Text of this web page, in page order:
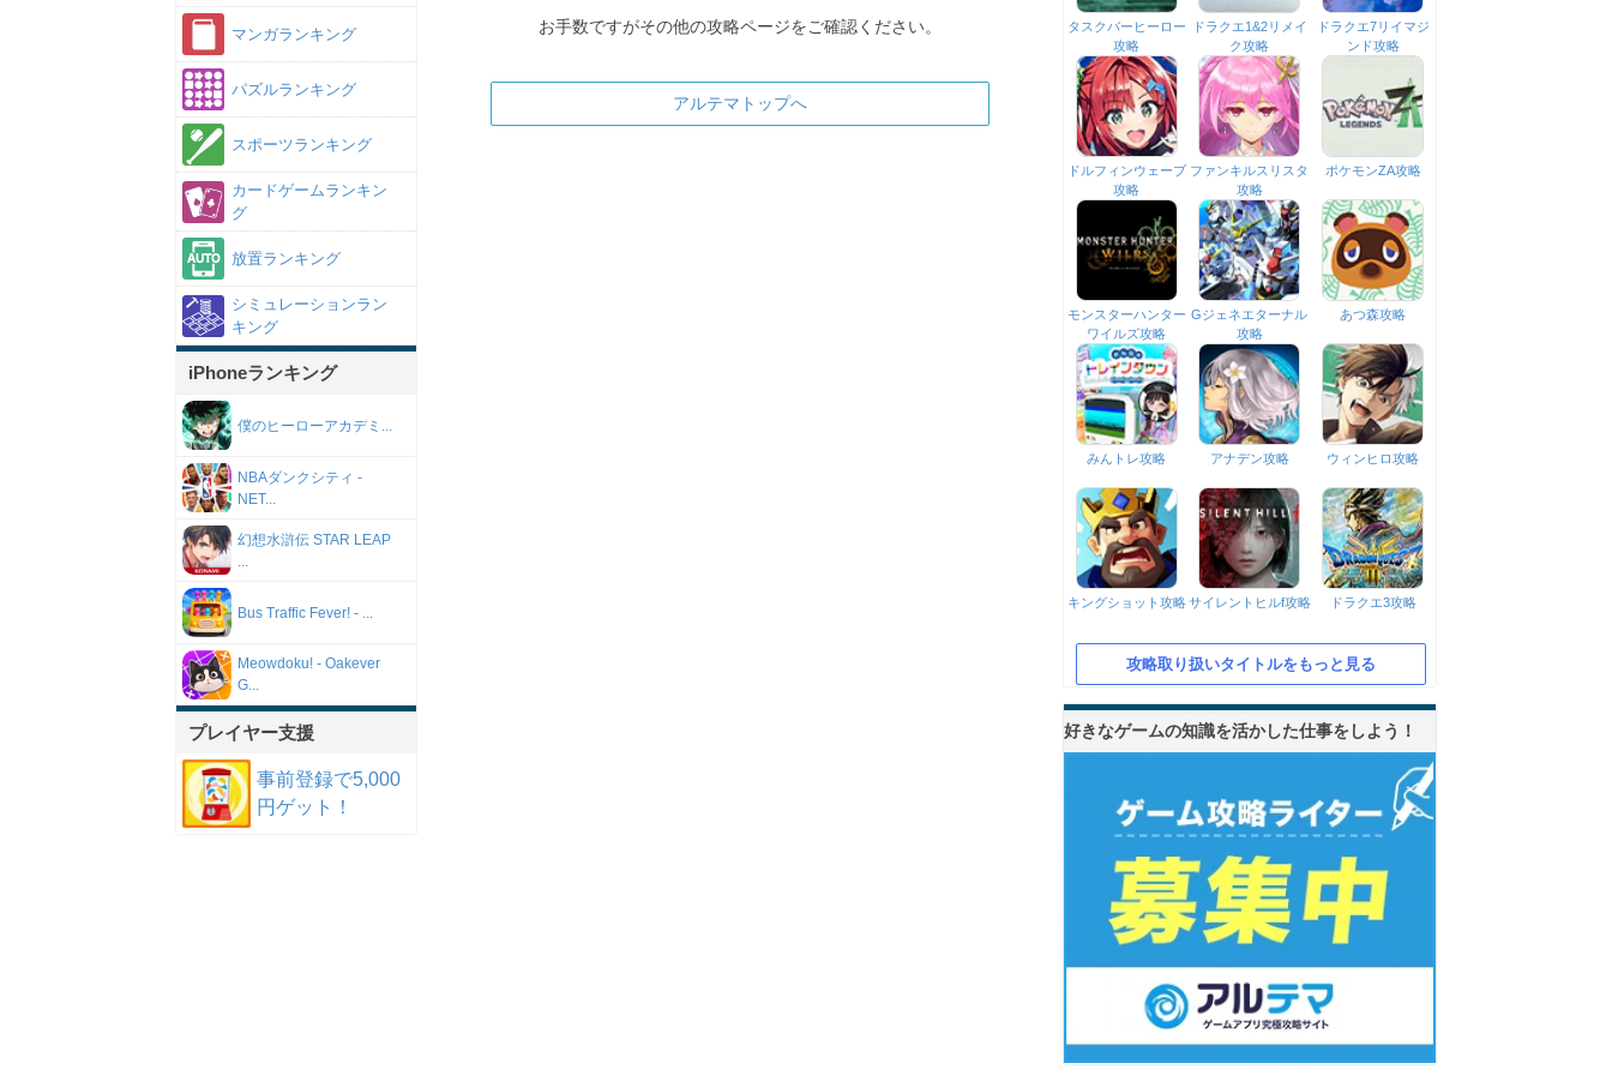
マンガランキング
パズルランキング
スポーツランキング
カードゲームランキン
グ
放置ランキング
シミュレーションラン
キング
iPhoneランキング
僕のヒーローアカデミ...
NBAダンクシティ -
NET...
幻想水滸伝 STAR LEAP
Bus Traffic Fever! - ...
Meowdoku! - Oakever
G...
プレイヤー支援
事前登録で5,000
円ゲット！
お手数ですがその他の攻略ページをご確認ください。
アルテマトップへ
タスクバーヒーロー
攻略
ドラクエ1&2リメイ
ク攻略
ドラクエ7リイマジ
ンド攻略
ドルフィンウェーブ
攻略
ファンキルスリスタ
攻略
ポケモンZA攻略
モンスターハンター
ワイルズ攻略
Gジェネエターナル
攻略
あつ森攻略
みんトレ攻略 アナデン攻略 ウィンヒロ攻略
キングショット攻略サイレントヒルf攻略 ドラクエ3攻略
攻略取り扱いタイトルをもっと見る
好きなゲームの知識を活かした仕事をしよう！